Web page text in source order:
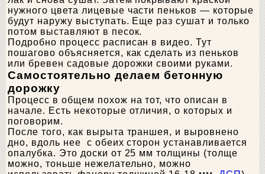
нужного цвета лицевые части пеньков — которые
будут наружу выступать. Еще раз сушат и только
потом выставляют в песок.
Подробно процесс расписан в видео. Тут
пошагово объясняется, как сделать из пеньков
или бревен садовые дорожки своими руками.
Самостоятельно делаем бетонную
дорожку
Процесс в общем похож на тот, что описан в
начале. Есть некоторые отличия, о которых и
поговорим.
После того, как вырыта траншея, и выровнено
дно, вдоль нее с обеих сторон устанавливается
опалубка. Это доски от 25 мм толщины (толще
можно, тоньше нежелательно, можно